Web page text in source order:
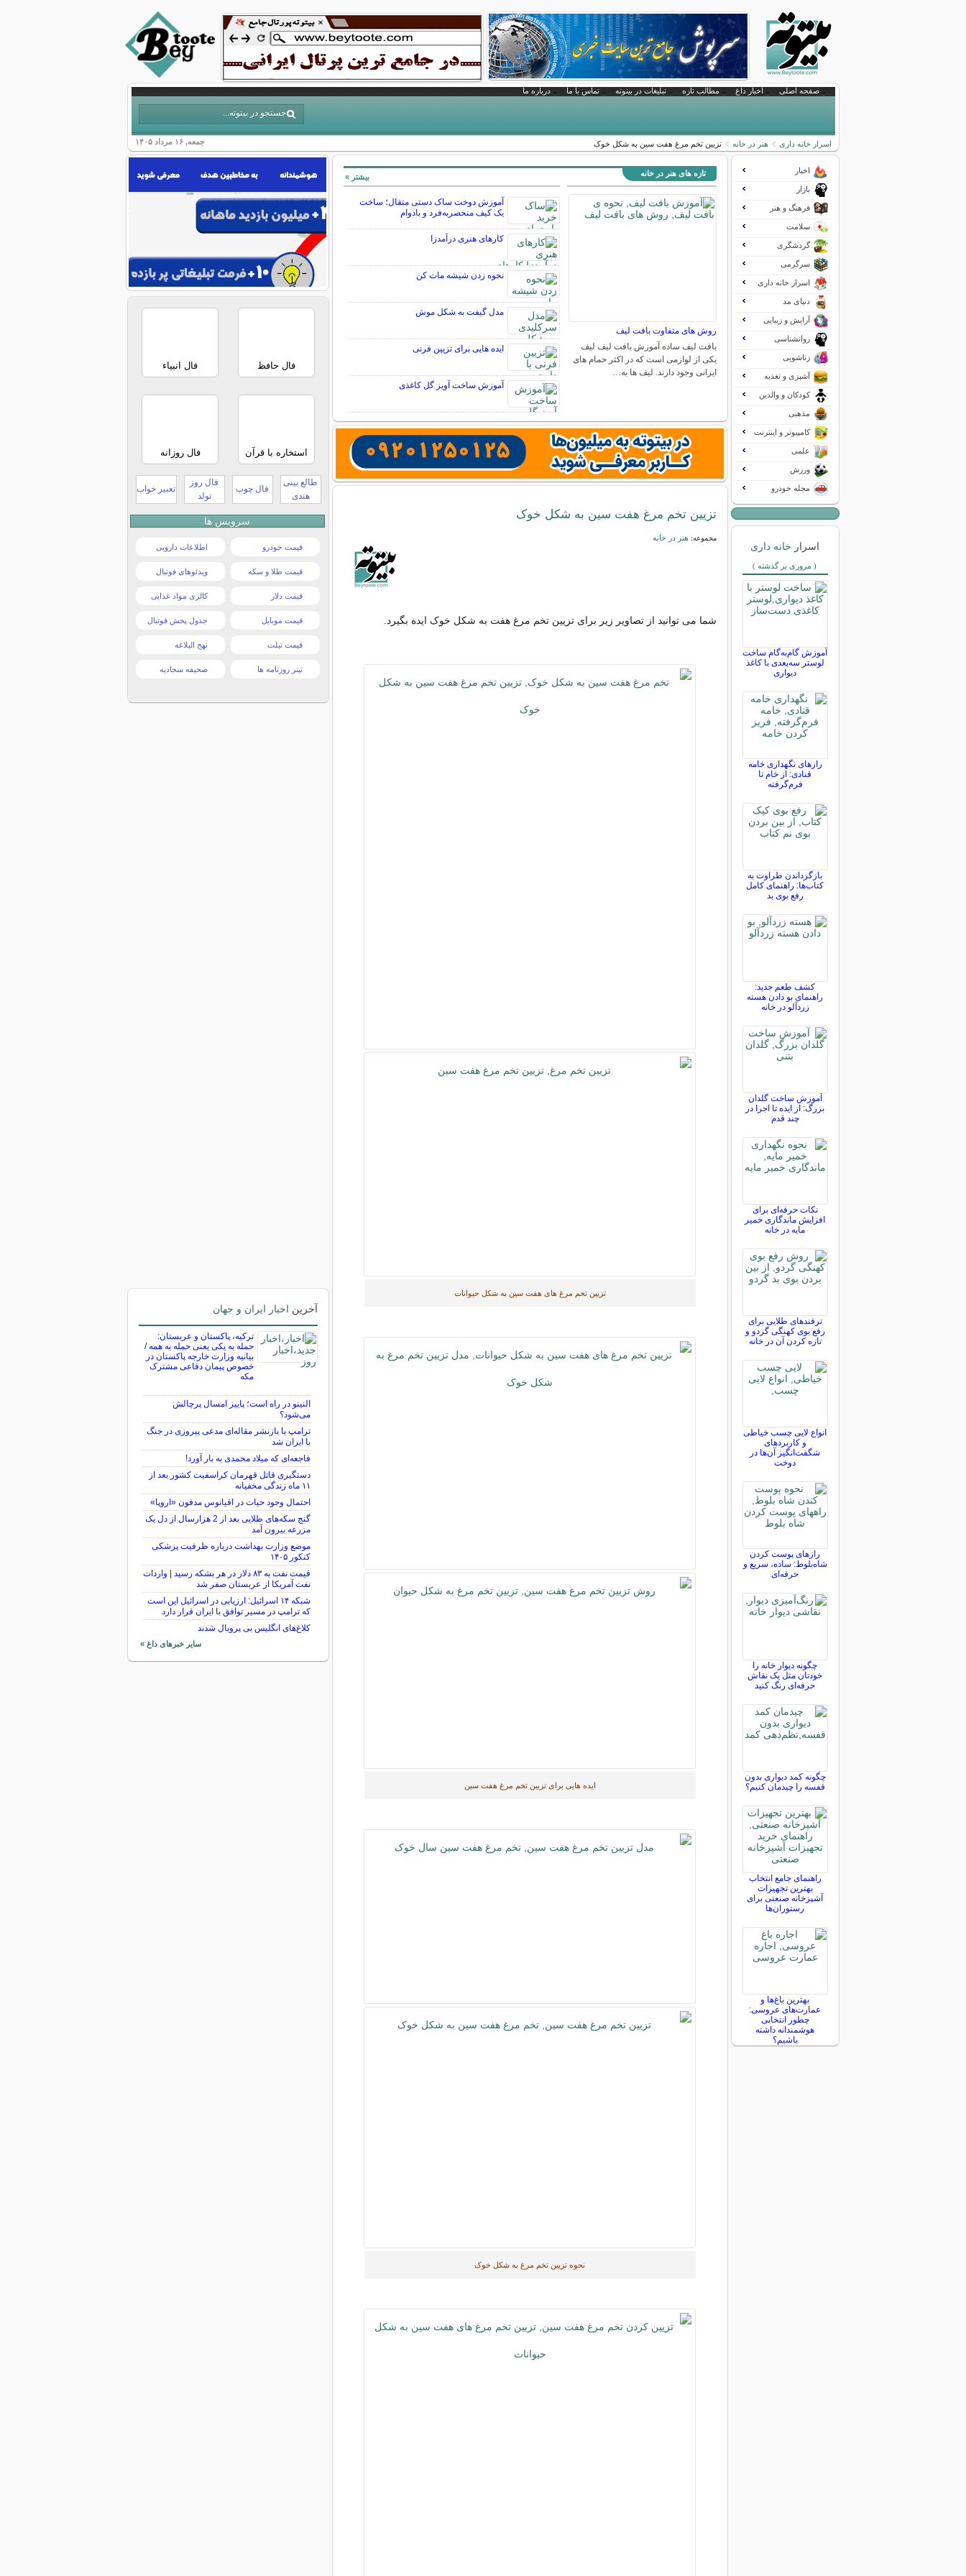
صفحه اصلی اخبار داغ مطالب تازه تبلیغات در بیتوته تماس با ما درباره ما
جمعه, ۱۶ مرداد ۱۴۰۵ اسرار خانه داری هنر در خانه تزیین تخم مرغ هفت سین به شکل خوک
تازه های هنر در خانه
روش های متفاوت بافت لیف
بافت لیف ساده آموزش بافت لیف لیف
یکی از لوازمی است که در اکثر حمام های
ایرانی وجود دارند. لیف ها به…
آموزش دوخت ساک دستی متقال؛ ساخت
یک کیف منحصربه‌فرد و بادوام
کارهای هنری درآمدزا
نحوه زدن شیشه مات کن
مدل گیفت به شکل موش
ایده هایی برای تزیین فرنی
آموزش ساخت آویز گل کاغذی
بیشتر »
تزیین تخم مرغ هفت سین به شکل خوک
مجموعه: هنر در خانه
شما می توانید از تصاویر زیر برای تزیین تخم مرغ هفت به شکل خوک ایده بگیرد.
تزیین تخم مرغ های هفت سین به شکل حیوانات
ایده هایی برای تزیین تخم مرغ هفت سین
نحوه تزیین تخم مرغ به شکل خوک
اخبار
بازار
فرهنگ و هنر
سلامت
گردشگری
سرگرمی
اسرار خانه داری
دنیای مد
آرایش و زیبایی
روانشناسی
زناشویی
آشپزی و تغذیه
کودکان و والدین
مذهبی
کامپیوتر و اینترنت
علمی
ورزش
مجله خودرو
اسرار خانه داری
( مروری بر گذشته )
آموزش گام‌به‌گام ساخت
لوستر سه‌بعدی با کاغذ
دیواری
رازهای نگهداری خامه
قنادی: از خام تا
فرم‌گرفته
بازگرداندن طراوت به
کتاب‌ها: راهنمای کامل
رفع بوی بد
کشف طعم جدید:
راهنمای بو دادن هسته
زردآلو در خانه
آموزش ساخت گلدان
بزرگ: از ایده تا اجرا در
چند قدم
نکات حرفه‌ای برای
افزایش ماندگاری خمیر
مایه در خانه
ترفندهای طلایی برای
رفع بوی کهنگی گردو و
تازه کردن آن در خانه
انواع لایی چسب خیاطی
و کاربردهای
شگفت‌انگیز آن‌ها در
دوخت
رازهای پوست کردن
شاه‌بلوط: ساده، سریع و
حرفه‌ای
چگونه دیوار خانه را
خودتان مثل یک نقاش
حرفه‌ای رنگ کنید
چگونه کمد دیواری بدون
قفسه را چیدمان کنیم؟
راهنمای جامع انتخاب
بهترین تجهیزات
آشپزخانه صنعتی برای
رستوران‌ها
بهترین باغ‌ها و
عمارت‌های عروسی:
چطور انتخابی
هوشمندانه داشته
باشیم؟
فال حافظ فال انبیاء
استخاره با قرآن فال روزانه
طالع بینی
هندی
فال چوب
فال روز
تولد
تعبیر خواب
سرویس ها
قیمت خودرو اطلاعات دارویی
قیمت طلا و سکه ویدئوهای فوتبال
قیمت دلار کالری مواد غذایی
قیمت موبایل جدول پخش فوتبال
قیمت تبلت نهج البلاغه
تیتر روزنامه ها صحیفه سجادیه
آخرین اخبار ایران و جهان
ترکیه، پاکستان و عربستان:
حمله به یکی یعنی حمله به همه /
بیانیه وزارت خارجه پاکستان در
خصوص پیمان دفاعی مشترک
مکه
النینو در راه است؛ پاییز امسال پرچالش
می‌شود؟
ترامپ با بازنشر مقاله‌ای مدعی پیروزی در جنگ
با ایران شد
فاجعه‌ای که میلاد محمدی به بار آورد!
دستگیری قاتل قهرمان کراسفیت کشور بعد از
۱۱ ماه زندگی مخفیانه
احتمال وجود حیات در اقیانوس مدفون «اروپا»
گنج سکه‌های طلایی بعد از 2 هزارسال از دل یک
مزرعه بیرون آمد
موضع وزارت بهداشت درباره ظرفیت پزشکی
کنکور ۱۴۰۵
قیمت نفت به ۸۳ دلار در هر بشکه رسید | واردات
نفت آمریکا از عربستان صفر شد
شبکه ۱۴ اسرائیل: ارزیابی در اسرائیل این است
که ترامپ در مسیر توافق با ایران قرار دارد
کلاغ‌های انگلیس بی پروبال شدند
سایر خبرهای داغ »